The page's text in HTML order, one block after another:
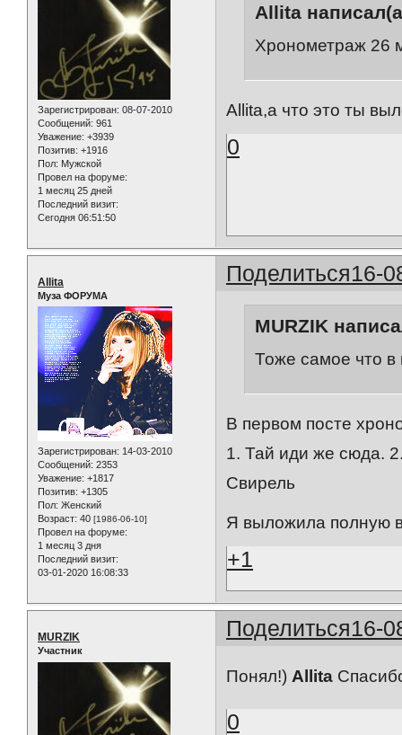
Зарегистрирован: 08-07-2010
Сообщений: 961
Уважение: +3939
Позитив: +1916
Пол: Мужской
Провел на форуме:
1 месяц 25 дней
Последний визит:
Сегодня 06:51:50
Allita
Хронометраж 26
Allita,а что это ты
0
Поделиться16-
Allita
Муза ФОРУМА
Зарегистрирован: 14-03-2010
Сообщений: 2353
Уважение: +1817
Позитив: +1305
Пол: Женский
Возраст: 40 [1986-06-10]
Провел на форуме:
1 месяц 3 дня
Последний визит:
03-01-2020 16:08:33
MURZIK
Тоже самое что в
В первом посте
1. Тай иди же сюда.
Свирель
Я выложила полную
+1
Поделиться16-
MURZIK
Участник
Понял!)Allita
0